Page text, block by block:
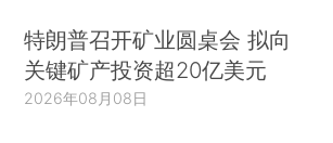
特朗普召开矿业圆桌会 拟向
关键矿产投资超20亿美元
2026年08月08日